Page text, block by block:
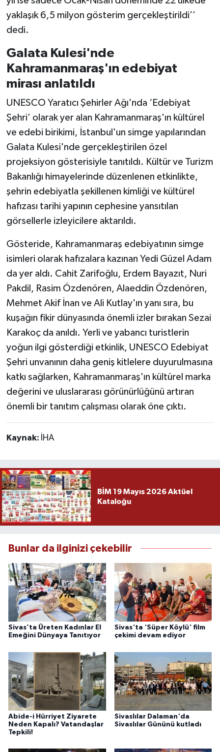
yaklaşık 6,5 milyon gösterim gerçekleştirildi’’
dedi.
Galata Kulesi'nde
Kahramanmaraş'ın edebiyat
mirası anlatıldı
UNESCO Yaratıcı Şehirler Ağı'nda ‘Edebiyat
Şehri’ olarak yer alan Kahramanmaraş'ın kültürel
ve edebi birikimi, İstanbul'un simge yapılarından
Galata Kulesi'nde gerçekleştirilen özel
projeksiyon gösterisiyle tanıtıldı. Kültür ve Turizm
Bakanlığı himayelerinde düzenlenen etkinlikte,
şehrin edebiyatla şekillenen kimliği ve kültürel
hafızası tarihi yapının cephesine yansıtılan
görsellerle izleyicilere aktarıldı.
Gösteride, Kahramanmaraş edebiyatının simge
isimleri olarak hafızalara kazınan Yedi Güzel Adam
da yer aldı. Cahit Zarifoğlu, Erdem Bayazıt, Nuri
Pakdil, Rasim Özdenören, Alaeddin Özdenören,
Mehmet Akif İnan ve Ali Kutlay'ın yanı sıra, bu
kuşağın fikir dünyasında önemli izler bırakan Sezai
Karakoç da anıldı. Yerli ve yabancı turistlerin
yoğun ilgi gösterdiği etkinlik, UNESCO Edebiyat
Şehri unvanının daha geniş kitlelere duyurulmasına
katkı sağlarken, Kahramanmaraş'ın kültürel marka
değerini ve uluslararası görünürlüğünü artıran
önemli bir tanıtım çalışması olarak öne çıktı.
Kaynak: İHA
BİM 19 Mayıs 2026 Aktüel
Kataloğu
Bunlar da ilginizi çekebilir
Sivas’ta Üreten Kadınlar El
Emeğini Dünyaya Tanıtıyor
Sivas'ta 'Süper Köylü' film
çekimi devam ediyor
Abide-i Hürriyet Ziyarete
Neden Kapalı? Vatandaşlar
Tepkili!
Sivaslılar Dalaman'da
Sivaslılar Gününü kutladı